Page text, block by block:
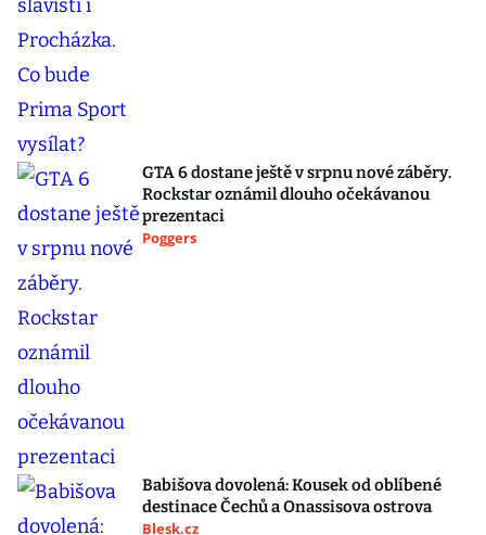
GTA 6 dostane ještě v srpnu nové záběry.
Rockstar oznámil dlouho očekávanou
prezentaci
Poggers
Babišova dovolená: Kousek od oblíbené
destinace Čechů a Onassisova ostrova
Blesk.cz